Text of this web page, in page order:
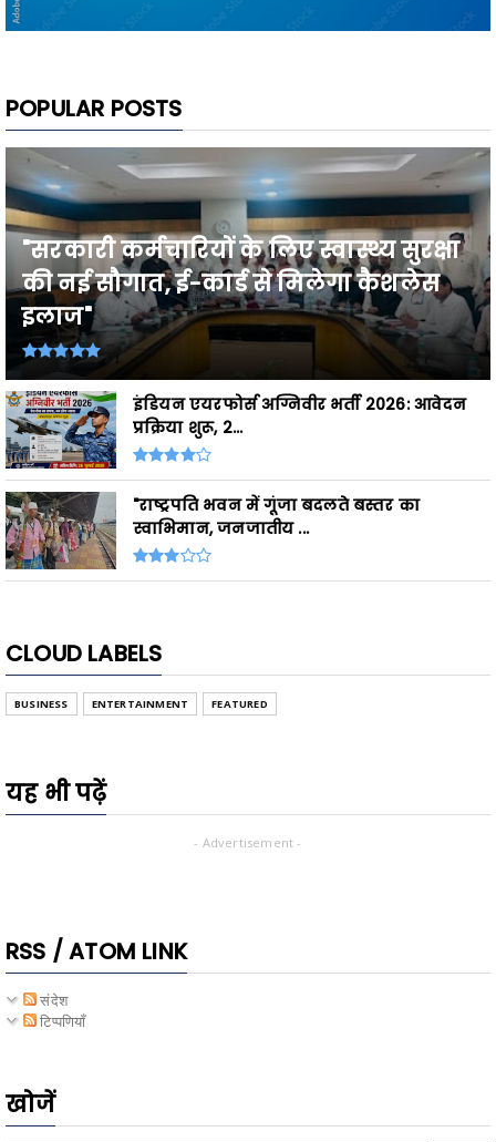
POPULAR POSTS
"सरकारी कर्मचारियों के लिए स्वास्थ्य सुरक्षा
की नई सौगात, ई-कार्ड से मिलेगा कैशलेस
इलाज"
इंडियन एयरफोर्स अग्निवीर भर्ती 2026: आवेदन
प्रक्रिया शुरू, 2...
"राष्ट्रपति भवन में गूंजा बदलते बस्तर का
स्वाभिमान, जनजातीय ...
CLOUD LABELS
BUSINESS ENTERTAINMENT FEATURED
यह भी पढ़ें
- Advertisement -
RSS / ATOM LINK
संदेश
टिप्पणियाँ
खोजें